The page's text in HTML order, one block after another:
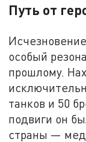
Путь от
особый
прошлому.
танков и 50
подвиги он
страны —